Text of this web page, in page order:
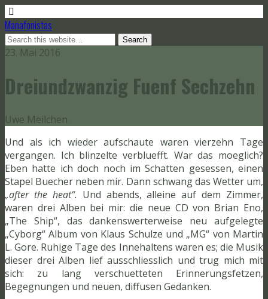
Manafonistas
23. Mai 2016
Dreiundzwanzig Fuenf Sechzehn
Uwe Meilchen
Und als ich wieder aufschaute waren vierzehn Tage
vergangen. Ich blinzelte verbluefft. War das moeglich?
Eben hatte ich doch noch im Schatten gesessen, einen
Stapel Buecher neben mir. Dann schwang das Wetter um,
„after the heat“. Und abends, alleine auf dem Zimmer,
waren drei Alben bei mir: die neue CD von Brian Eno,
„The Ship“, das dankenswerterweise neu aufgelegte
„Cyborg“ Album von Klaus Schulze und „MG“ von Martin
L. Gore. Ruhige Tage des Innehaltens waren es; die Musik
dieser drei Alben lief ausschliesslich und trug mich mit
sich: zu lang verschuetteten Erinnerungsfetzen,
Begegnungen und neuen, diffusen Gedanken.